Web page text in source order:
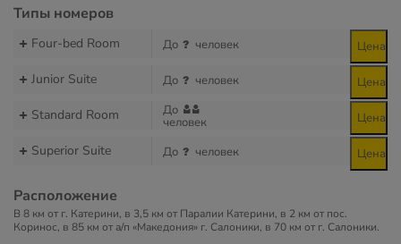
Типы номеров
Four-bed Room До человек Цена
Junior Suite До человек Цена
Standard Room До
человек Цена
Superior Suite До человек Цена
Расположение
В 8 км от г. Катерини, в 3,5 км от Паралии Катерини, в 2 км от пос.
Коринос, в 85 км от а/п «Македония» г. Салоники, в 70 км от г. Салоники.